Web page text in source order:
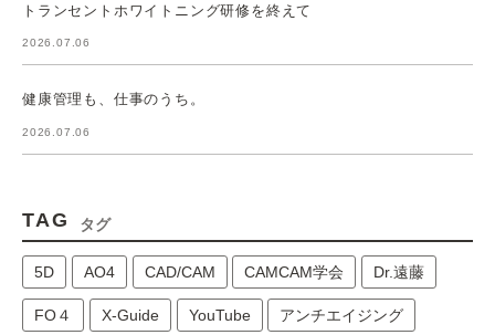
トランセントホワイトニング研修を終えて
2026.07.06
健康管理も、仕事のうち。
2026.07.06
TAG タグ
5D AO4 CAD/CAM CAMCAM学会 Dr.遠藤
FO４ X-Guide YouTube アンチエイジング